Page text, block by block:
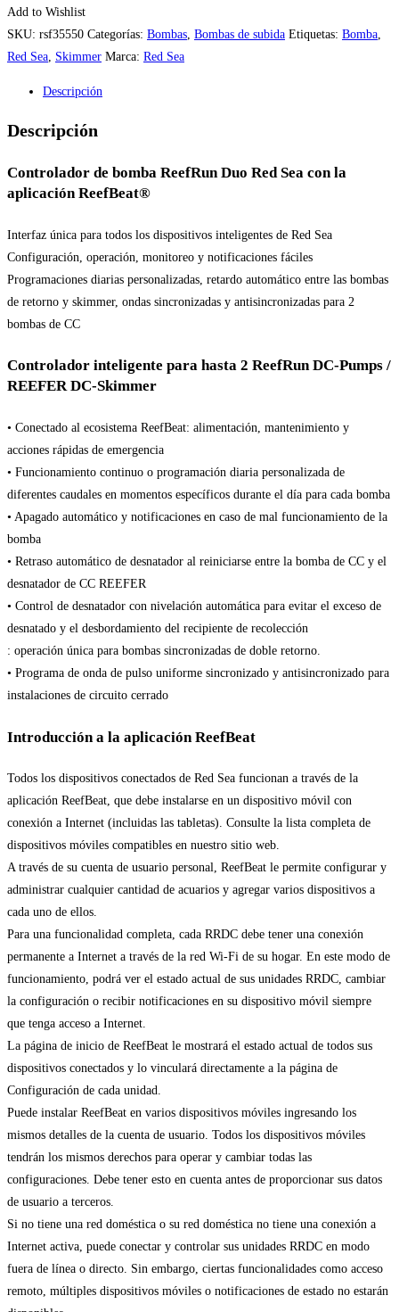
Add to Wishlist
SKU: rsf35550 Categorías: Bombas Bombas de subida Etiquetas: Bomba
Red Sea Skimmer Marca: Red Sea
Descripción
Descripción
Controlador de bomba ReefRun Duo Red Sea con la
aplicación ReefBeat®
Interfaz única para todos los dispositivos inteligentes de Red Sea
Configuración, operación, monitoreo y notificaciones fáciles
Programaciones diarias personalizadas, retardo automático entre las bombas
de retorno y skimmer, ondas sincronizadas y antisincronizadas para 2
bombas de CC
Controlador inteligente para hasta 2 ReefRun DC-Pumps /
REEFER DC-Skimmer
• Conectado al ecosistema ReefBeat: alimentación, mantenimiento y
acciones rápidas de emergencia
• Funcionamiento continuo o programación diaria personalizada de
diferentes caudales en momentos específicos durante el día para cada bomba
• Apagado automático y notificaciones en caso de mal funcionamiento de la
bomba
• Retraso automático de desnatador al reiniciarse entre la bomba de CC y el
desnatador de CC REEFER
• Control de desnatador con nivelación automática para evitar el exceso de
desnatado y el desbordamiento del recipiente de recolección
: operación única para bombas sincronizadas de doble retorno.
• Programa de onda de pulso uniforme sincronizado y antisincronizado para
instalaciones de circuito cerrado
Introducción a la aplicación ReefBeat
Todos los dispositivos conectados de Red Sea funcionan a través de la
aplicación ReefBeat, que debe instalarse en un dispositivo móvil con
conexión a Internet (incluidas las tabletas). Consulte la lista completa de
dispositivos móviles compatibles en nuestro sitio web.
A través de su cuenta de usuario personal, ReefBeat le permite configurar y
administrar cualquier cantidad de acuarios y agregar varios dispositivos a
cada uno de ellos.
Para una funcionalidad completa, cada RRDC debe tener una conexión
permanente a Internet a través de la red Wi-Fi de su hogar. En este modo de
funcionamiento, podrá ver el estado actual de sus unidades RRDC, cambiar
la configuración o recibir notificaciones en su dispositivo móvil siempre
que tenga acceso a Internet.
La página de inicio de ReefBeat le mostrará el estado actual de todos sus
dispositivos conectados y lo vinculará directamente a la página de
Configuración de cada unidad.
Puede instalar ReefBeat en varios dispositivos móviles ingresando los
mismos detalles de la cuenta de usuario. Todos los dispositivos móviles
tendrán los mismos derechos para operar y cambiar todas las
configuraciones. Debe tener esto en cuenta antes de proporcionar sus datos
de usuario a terceros.
Si no tiene una red doméstica o su red doméstica no tiene una conexión a
Internet activa, puede conectar y controlar sus unidades RRDC en modo
fuera de línea o directo. Sin embargo, ciertas funcionalidades como acceso
remoto, múltiples dispositivos móviles o notificaciones de estado no estarán